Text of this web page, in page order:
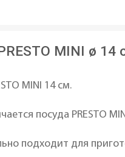
MINI ø 14
MINI 14 см.
посуда PRESTO
подходит для